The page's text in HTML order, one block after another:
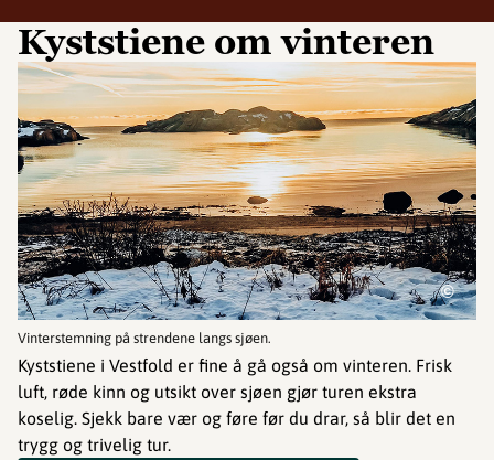
Kyststiene om vinteren
©
Vinterstemning på strendene langs sjøen.
Kyststiene i Vestfold er fine å gå også om vinteren. Frisk
luft, røde kinn og utsikt over sjøen gjør turen ekstra
koselig. Sjekk bare vær og føre før du drar, så blir det en
trygg og trivelig tur.